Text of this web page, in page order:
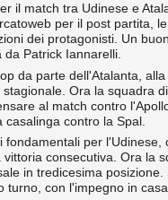
il match tra Udinese e
per il post partita,
dei protagonisti. Un
da Patrick Iannarelli.
da parte dell'Atalanta,
stagionale. Ora la squadra
al match contro
casalinga contro la Spal.
fondamentali per l'Udinese,
vittoria consecutiva. Ora la
in tredicesima posizione.
turno, con l'impegno in